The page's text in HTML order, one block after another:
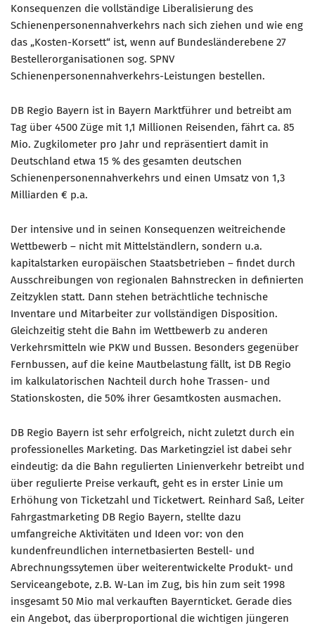
MITGLIEDSCHAFT
Mitglied werden
KONTAKT
Konsequenzen die vollständige Liberalisierung des
Schienenpersonennahverkehrs nach sich ziehen und wie eng
das „Kosten-Korsett“ ist, wenn auf Bundesländerebene 27
Bestellerorganisationen sog. SPNV
Schienenpersonennahverkehrs-Leistungen bestellen.
DB Regio Bayern ist in Bayern Marktführer und betreibt am
Tag über 4500 Züge mit 1,1 Millionen Reisenden, fährt ca. 85
Mio. Zugkilometer pro Jahr und repräsentiert damit in
Deutschland etwa 15 % des gesamten deutschen
Schienenpersonennahverkehrs und einen Umsatz von 1,3
Milliarden € p.a.
Der intensive und in seinen Konsequenzen weitreichende
Wettbewerb – nicht mit Mittelständlern, sondern u.a.
kapitalstarken europäischen Staatsbetrieben – findet durch
Ausschreibungen von regionalen Bahnstrecken in definierten
Zeitzyklen statt. Dann stehen beträchtliche technische
Inventare und Mitarbeiter zur vollständigen Disposition.
Gleichzeitig steht die Bahn im Wettbewerb zu anderen
Verkehrsmitteln wie PKW und Bussen. Besonders gegenüber
Fernbussen, auf die keine Mautbelastung fällt, ist DB Regio
im kalkulatorischen Nachteil durch hohe Trassen- und
Stationskosten, die 50% ihrer Gesamtkosten ausmachen.
DB Regio Bayern ist sehr erfolgreich, nicht zuletzt durch ein
professionelles Marketing. Das Marketingziel ist dabei sehr
eindeutig: da die Bahn regulierten Linienverkehr betreibt und
über regulierte Preise verkauft, geht es in erster Linie um
Erhöhung von Ticketzahl und Ticketwert. Reinhard Saß, Leiter
Fahrgastmarketing DB Regio Bayern, stellte dazu
umfangreiche Aktivitäten und Ideen vor: von den
kundenfreundlichen internetbasierten Bestell- und
Abrechnungssytemen über weiterentwickelte Produkt- und
Serviceangebote, z.B. W-Lan im Zug, bis hin zum seit 1998
insgesamt 50 Mio mal verkauften Bayernticket. Gerade dies
ein Angebot, das überproportional die wichtigen jüngeren